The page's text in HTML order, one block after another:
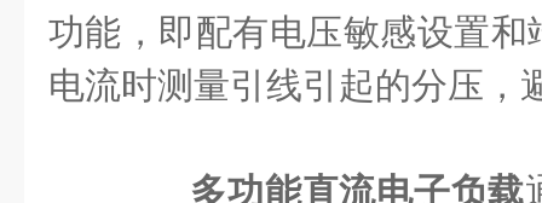
功能，即配有电压敏感设置
电流时测量引线引起的分压，
多功能直流电子负载